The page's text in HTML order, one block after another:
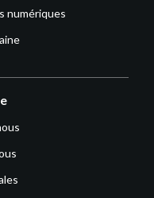
numériques